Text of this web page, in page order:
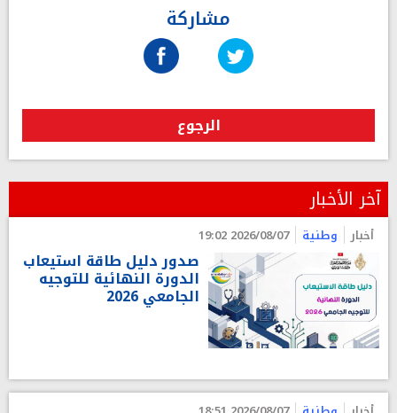
مشاركة
الرجوع
آخر الأخبار
أخبار وطنية 2026/08/07 19:02
صدور دليل طاقة استيعاب
الدورة النهائية للتوجيه
الجامعي 2026